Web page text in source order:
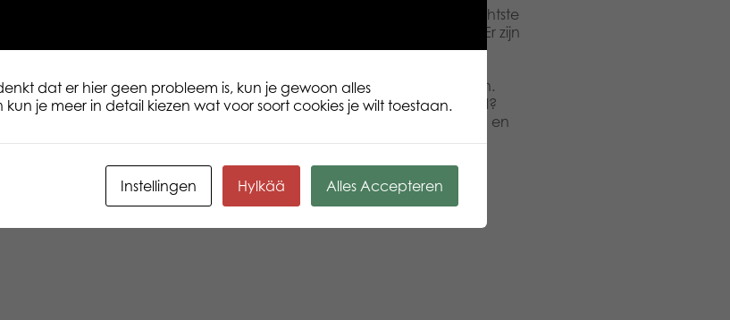
Deer Bock is een 15 cm grote Lumo Star. Lumo Stars zijn de zachtste
en mooiste pluche knuffeldieren met grote lief kijkende ogen. Er zijn
vele verschillende soorten verkrijgbaar. Verzamel ze allemaal.
eigen Lumo Star vriendje! ik ben slaperig, maar kan niet slapen.
Kun jij een slaapliedje voor me zingen, zodat ik snel in slaap val?
Lievelingseten: Noten en vruchten Leukste om te doen: Slapen en
eten. Verjaardag: 20 maart Leuk om te weten: Herten zijn
EANcode: 6416739559421
dat er hier geen probleem is, kun je gewoon alles
je meer in detail kiezen wat voor soort cookies je wilt toestaan.
Instellingen Hylkää Alles Accepteren